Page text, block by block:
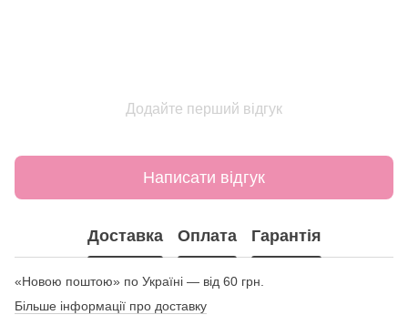
Додайте перший відгук
Написати відгук
Доставка Оплата Гарантія
«Новою поштою» по Україні — від 60 грн.
Більше інформації про доставку